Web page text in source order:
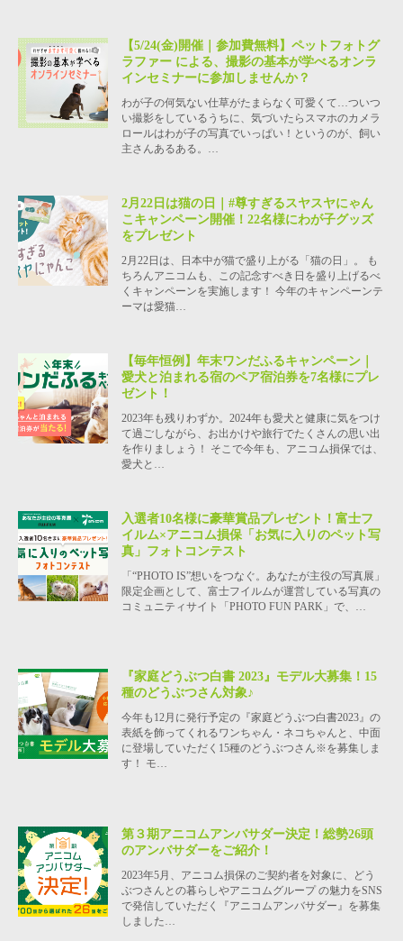
【5/24(金)開催｜参加費無料】ペットフォトグ
ラファー による、撮影の基本が学べるオンラ
インセミナーに参加しませんか？
わが子の何気ない仕草がたまらなく可愛くて…ついつ
い撮影をしているうちに、気づいたらスマホのカメラ
ロールはわが子の写真でいっぱい！というのが、飼い
主さんあるある。…
2月22日は猫の日｜#尊すぎるスヤスヤにゃん
こキャンペーン開催！22名様にわが子グッズ
をプレゼント
2月22日は、日本中が猫で盛り上がる「猫の日」。 も
ちろんアニコムも、この記念すべき日を盛り上げるべ
くキャンペーンを実施します！ 今年のキャンペーンテ
ーマは愛猫…
【毎年恒例】年末ワンだふるキャンペーン｜
愛犬と泊まれる宿のペア宿泊券を7名様にプレ
ゼント！
2023年も残りわずか。2024年も愛犬と健康に気をつけ
て過ごしながら、お出かけや旅行でたくさんの思い出
を作りましょう！ そこで今年も、アニコム損保では、
愛犬と…
入選者10名様に豪華賞品プレゼント！富士フ
イルム×アニコム損保「お気に入りのペット写
真」フォトコンテスト
「“PHOTO IS”想いをつなぐ。あなたが主役の写真展」
限定企画として、富士フイルムが運営している写真の
コミュニティサイト「PHOTO FUN PARK」で、…
『家庭どうぶつ白書 2023』モデル大募集！15
種のどうぶつさん対象♪
今年も12月に発行予定の『家庭どうぶつ白書2023』の
表紙を飾ってくれるワンちゃん・ネコちゃんと、中面
に登場していただく15種のどうぶつさん※を募集しま
す！ モ…
第３期アニコムアンバサダー決定！総勢26頭
のアンバサダーをご紹介！
2023年5月、アニコム損保のご契約者を対象に、どう
ぶつさんとの暮らしやアニコムグループ の魅力をSNS
で発信していただく『アニコムアンバサダー』を募集
しました…